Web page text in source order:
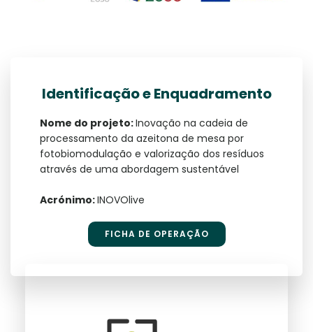
Identificação e Enquadramento
Nome do projeto:Inovação na cadeia de
processamento da azeitona de mesa por
fotobiomodulação e valorização dos resíduos
através de uma abordagem sustentável
Acrónimo:INOVOlive
FICHA DE OPERAÇÃO